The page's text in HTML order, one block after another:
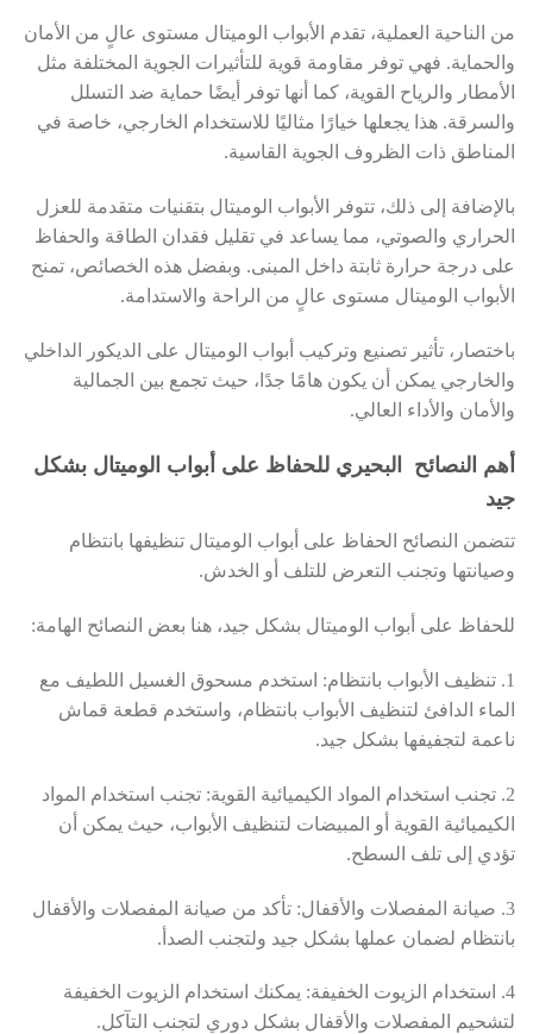
من الناحية العملية، تقدم الأبواب الوميتال مستوى عالٍ من الأمان
والحماية. فهي توفر مقاومة قوية للتأثيرات الجوية المختلفة مثل
الأمطار والرياح القوية، كما أنها توفر أيضًا حماية ضد التسلل
والسرقة. هذا يجعلها خيارًا مثاليًا للاستخدام الخارجي، خاصة في
المناطق ذات الظروف الجوية القاسية.
بالإضافة إلى ذلك، تتوفر الأبواب الوميتال بتقنيات متقدمة للعزل
الحراري والصوتي، مما يساعد في تقليل فقدان الطاقة والحفاظ
على درجة حرارة ثابتة داخل المبنى. وبفضل هذه الخصائص، تمنح
الأبواب الوميتال مستوى عالٍ من الراحة والاستدامة.
باختصار، تأثير تصنيع وتركيب أبواب الوميتال على الديكور الداخلي
والخارجي يمكن أن يكون هامًا جدًا، حيث تجمع بين الجمالية
والأمان والأداء العالي.
أهم النصائح البحيري للحفاظ على أبواب الوميتال بشكل
جيد
تتضمن النصائح الحفاظ على أبواب الوميتال تنظيفها بانتظام
وصيانتها وتجنب التعرض للتلف أو الخدش.
للحفاظ على أبواب الوميتال بشكل جيد، هنا بعض النصائح الهامة:
1. تنظيف الأبواب بانتظام: استخدم مسحوق الغسيل اللطيف مع
الماء الدافئ لتنظيف الأبواب بانتظام، واستخدم قطعة قماش
ناعمة لتجفيفها بشكل جيد.
2. تجنب استخدام المواد الكيميائية القوية: تجنب استخدام المواد
الكيميائية القوية أو المبيضات لتنظيف الأبواب، حيث يمكن أن
تؤدي إلى تلف السطح.
3. صيانة المفصلات والأقفال: تأكد من صيانة المفصلات والأقفال
بانتظام لضمان عملها بشكل جيد ولتجنب الصدأ.
4. استخدام الزيوت الخفيفة: يمكنك استخدام الزيوت الخفيفة
لتشحيم المفصلات والأقفال بشكل دوري لتجنب التآكل.